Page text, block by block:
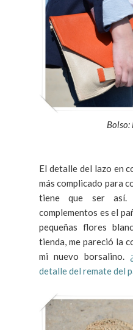
Bolso:
El detalle del lazo en
más complicado para
tiene que ser así.
complementos es el
pequeñas flores
tienda, me pareció la
mi nuevo borsalino.
detalle del remate del